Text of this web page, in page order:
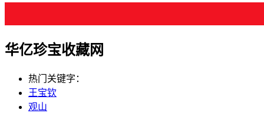
华亿珍宝收藏网
热门关键字：
王宝钦
观山